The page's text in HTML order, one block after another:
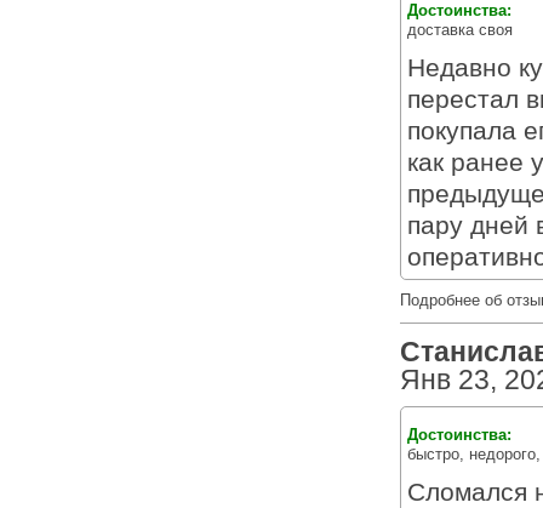
Достоинства:
доставка своя
Недавно
перестал
покупала
как ранее
пару дней
Подробнее об
Янв 23,
Достоинства:
быстро,
Сломался